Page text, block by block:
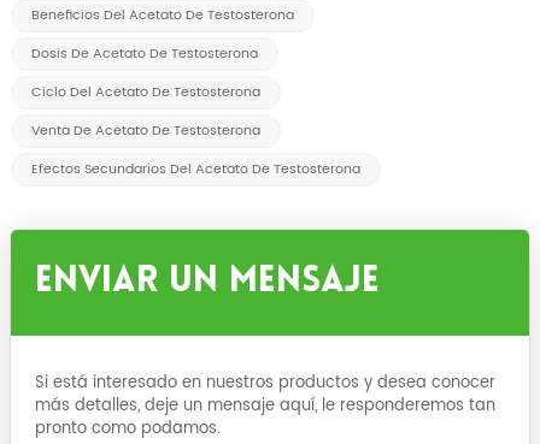
Beneficios Del Acetato De Testosterona
Dosis De Acetato De Testosterona
Ciclo Del Acetato De Testosterona
Venta De Acetato De Testosterona
Efectos Secundarios Del Acetato De Testosterona
Enviar Un Mensaje
Si está interesado en nuestros productos y desea conocer
más detalles, deje un mensaje aquí, le responderemos tan
pronto como podamos.